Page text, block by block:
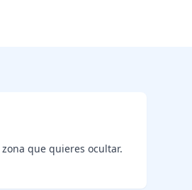
que quieres ocultar.